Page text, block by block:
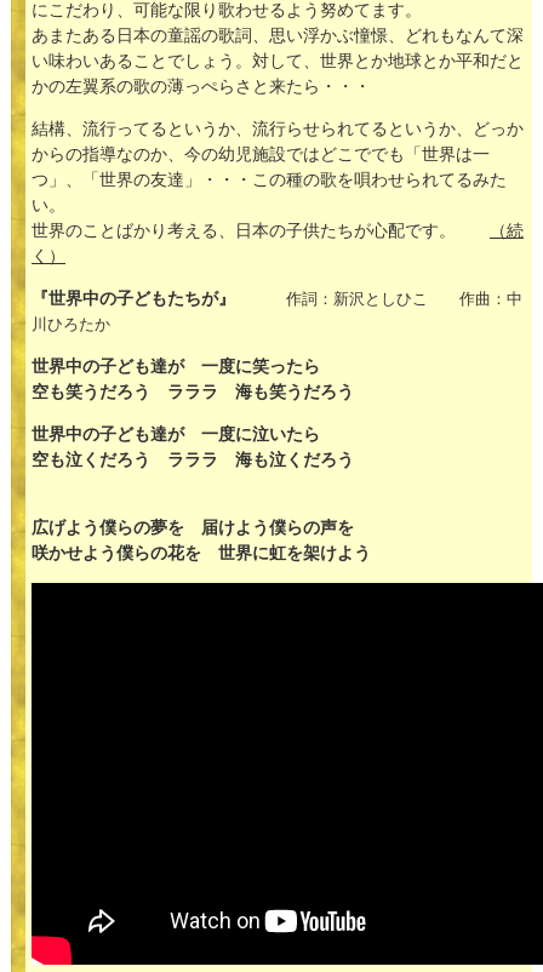
にこだわり、可能な限り歌わせるよう努めてます。
あまたある日本の童謡の歌詞、思い浮かぶ憧憬、どれもなんて深
い味わいあることでしょう。対して、世界とか地球とか平和だと
かの左翼系の歌の薄っぺらさと来たら・・・
結構、流行ってるというか、流行らせられてるというか、どっか
からの指導なのか、今の幼児施設ではどこででも「世界は一
つ」、「世界の友達」・・・この種の歌を唄わせられてるみた
い。
世界のことばかり考える、日本の子供たちが心配です。
（続
く）
『世界中の子どもたちが』
作詞：新沢としひこ 作曲：中
川ひろたか
世界中の子ども達が 一度に笑ったら
空も笑うだろう ラララ 海も笑うだろう
世界中の子ども達が 一度に泣いたら
空も泣くだろう ラララ 海も泣くだろう
広げよう僕らの夢を 届けよう僕らの声を
咲かせよう僕らの花を 世界に虹を架けよう